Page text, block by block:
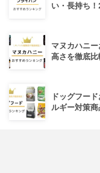
い・長持ち！
マヌカハニ
高さを徹底
ドッグフー
ルギー対策